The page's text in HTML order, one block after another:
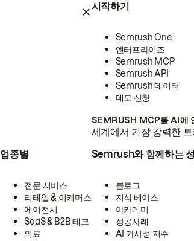
시작하기
Semrush One
엔터프라이즈
Semrush MCP
Semrush API
Semrush 데이터
데모 신청
SEMRUSH MCP를 AI에
세계에서 가장 강력한
업종별
전문 서비스
리테일 & 이커머스
에이전시
SaaS & B2B 테크
의료
Semrush와 함께하는
블로그
지식 베이스
아카데미
성공사례
AI 가시성 지수